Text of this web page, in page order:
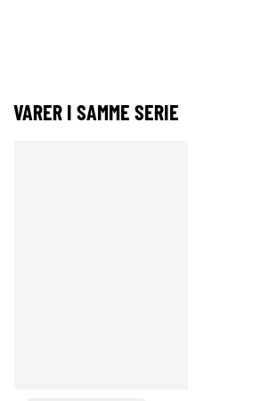
VARER I SAMME SERIE